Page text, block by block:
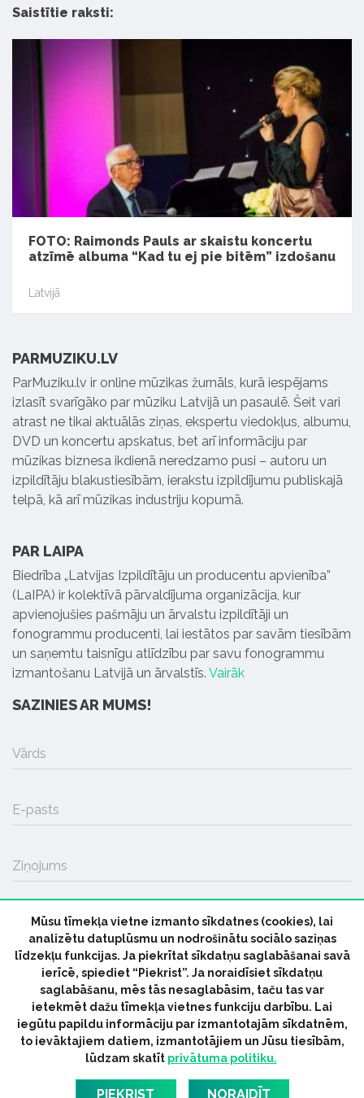
Saistītie raksti:
FOTO: Raimonds Pauls ar skaistu koncertu
atzīmē albuma “Kad tu ej pie bitēm” izdošanu
Latvijā
PARMUZIKU.LV
ParMuziku.lv ir online mūzikas žurnāls, kurā iespējams
izlasīt svarīgāko par mūziku Latvijā un pasaulē. Šeit vari
atrast ne tikai aktuālās ziņas, ekspertu viedokļus, albumu,
DVD un koncertu apskatus, bet arī informāciju par
mūzikas biznesa ikdienā neredzamo pusi – autoru un
izpildītāju blakustiesībām, ierakstu izpildījumu publiskajā
telpā, kā arī mūzikas industriju kopumā.
PAR LAIPA
Biedrība „Latvijas Izpildītāju un producentu apvienība”
(LaIPA) ir kolektīvā pārvaldījuma organizācija, kur
apvienojušies pašmāju un ārvalstu izpildītāji un
fonogrammu producenti, lai iestātos par savām tiesībām
un saņemtu taisnīgu atlīdzību par savu fonogrammu
izmantošanu Latvijā un ārvalstīs. Vairāk
SAZINIES AR MUMS!
Vārds
E-pasts
Ziņojums
SŪTĪT
© 2026 parmuziku.lv, visas tiesības paturētas
ParMuziku.lv Mūzikas Ziņas
Industrijas Ziņas
Industrijas ABC
Mūzika Biznesam
Latvijas oficiālais
Mūsu tīmekļa vietne izmanto sīkdatnes (cookies), lai
analizētu datuplūsmu un nodrošinātu sociālo saziņas
līdzekļu funkcijas. Ja piekrītat sīkdatņu saglabāšanai savā
ierīcē, spiediet “Piekrist”. Ja noraidīsiet sīkdatņu
saglabāšanu, mēs tās nesaglabāsim, taču tas var
ietekmēt dažu tīmekļa vietnes funkciju darbību. Lai
iegūtu papildu informāciju par izmantotajām sīkdatnēm,
to ievāktajiem datiem, izmantotājiem un Jūsu tiesībām,
lūdzam skatīt privātuma politiku.
PIEKRIST NORAIDĪT